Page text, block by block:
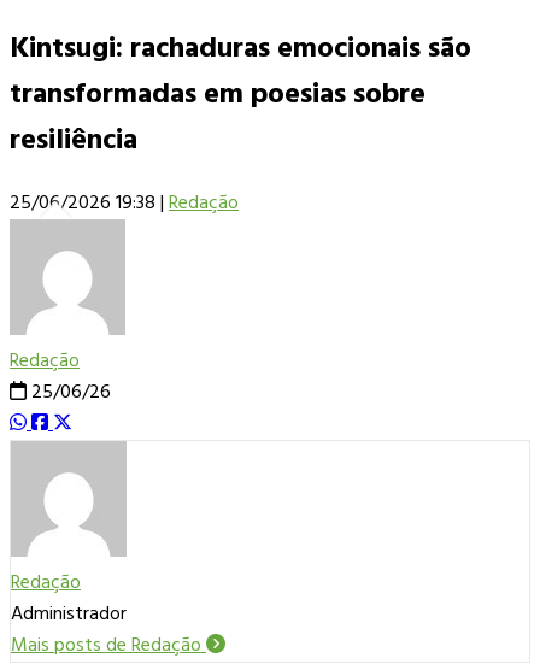
Kintsugi: rachaduras emocionais são
transformadas em poesias sobre
resiliência
25/06/2026 19:38|Redação
Redação
25/06/26
Redação
Administrador
Mais posts de Redação